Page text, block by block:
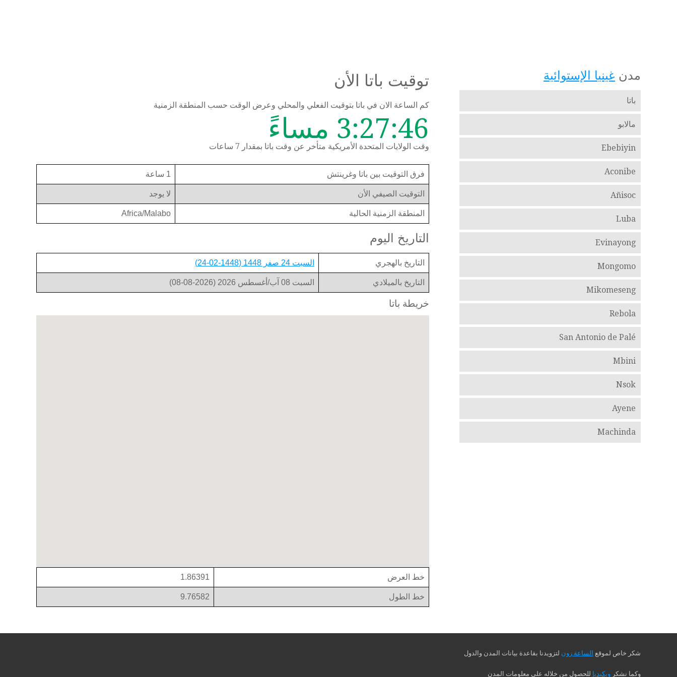
توقيت باتا الأن
كم الساعة الان في باتا بتوقيت الفعلي والمحلي وعرض الوقت حسب المنطقة الزمنية
3:27:47 مساءً
وقت الولايات المتحدة الأمريكية متأخر عن وقت باتا بمقدار 7 ساعات
فرق التوقيت بين باتا وغرينتش 1 ساعة
التوقيت الصيفي الأن لا يوجد
المنطقة الزمنية الحالية Africa/Malabo
التاريخ اليوم
التاريخ بالهجري السبت 24 صفر 1448 (1448-02-24)
التاريخ بالميلادي السبت 08 آب/أغسطس 2026 (2026-08-08)
خريطة باتا
خط العرض 1.86391
خط الطول 9.76582
مدن غينيا الإستوائية
باتا
مالابو
Ebebiyin
Aconibe
Añisoc
Luba
Evinayong
Mongomo
Mikomeseng
Rebola
San Antonio de Palé
Mbini
Nsok
Ayene
Machinda
شكر خاص لموقع الساعة زون لتزويدنا بقاعدة بيانات المدن والدول
وكما نشكر ويكيديا للحصول من خلاله على معلومات المدن